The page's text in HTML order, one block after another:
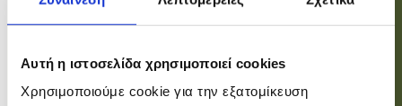
Αυτή η ιστοσελίδα χρησιμοποιεί cookies
Χρησιμοποιούμε cookie για την εξατομίκευση
Οικονομία
Βουλή
Εσωτερικά
Ευρώπη
Κόσμος